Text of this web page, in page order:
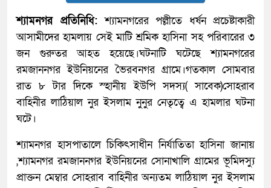
শ্যামনগর প্রতিনিধি: শ্যামনগরের পল্লীতে ধর্ষন প্রচেষ্টাকারী
আসামীদের হামলায় সেই মাটি শ্রমিক হাসিনা সহ পরিবারের ৩
জন গুরুতর আহত হয়েছে।ঘটনাটি ঘটেছে শ্যামনগরের
রমজাননগর ইউনিয়নের ভৈরবনগর গ্রামে।গতকাল সোমবার
রাত ৮ টার দিকে স্হানীয় ইউপি সদস্য( সাবেক)সোহরাব
বাহিনীর লাঠিয়াল নুর ইসলাম নুনুর নেতৃত্বে এ হামলার ঘটনা
ঘটে।
শ্যামনগর হাসপাতালে চিকিৎসাধীন নির্যাতিতা হাসিনা জানায়
,শ্যামনগর রমজাননগর ইউনিয়নের সোনাখালি গ্রামের ভূমিদস্যু
প্রাক্তন মেম্বার সোহরাব বাহিনীর অন্যতম লাঠিয়াল নুর ইসলাম